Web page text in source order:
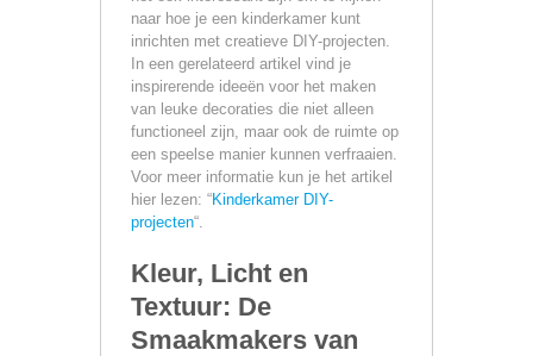
naar hoe je een kinderkamer kunt
inrichten met creatieve DIY-projecten.
In een gerelateerd artikel vind je
inspirerende ideeën voor het maken
van leuke decoraties die niet alleen
functioneel zijn, maar ook de ruimte op
een speelse manier kunnen verfraaien.
Voor meer informatie kun je het artikel
hier lezen: “Kinderkamer DIY-
projecten“.
Kleur, Licht en
Textuur: De
Smaakmakers van